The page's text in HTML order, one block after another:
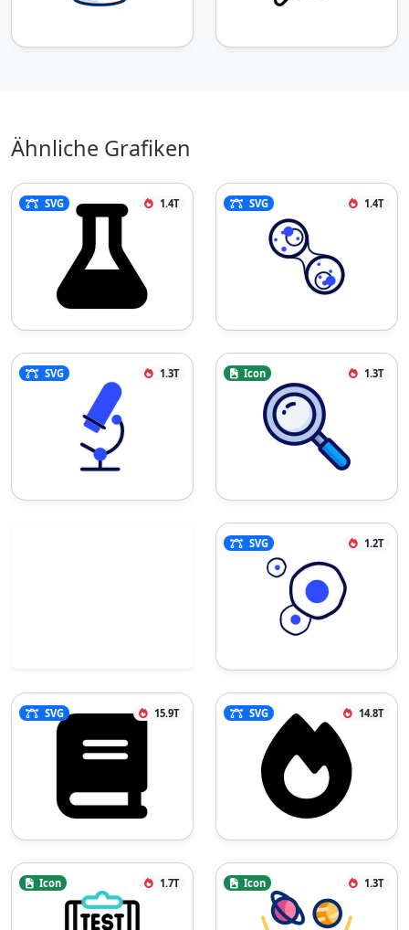
Ähnliche Grafiken
SVG 1.4T SVG 1.4T
SVG 1.3T Icon 1.3T
SVG 1.2T
SVG 15.9T SVG 14.8T
Icon 1.7T Icon 1.3T